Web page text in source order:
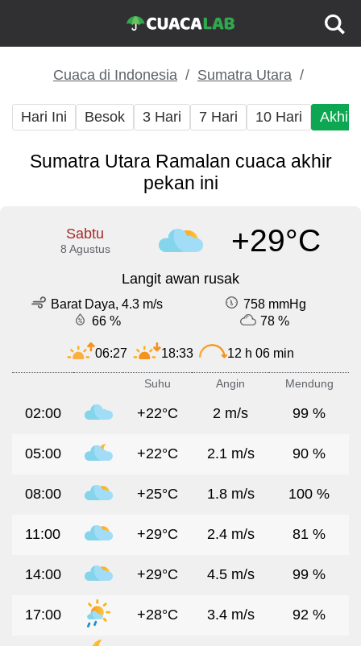
Cuaca di Indonesia Sumatra Utara
Hari Ini Besok 3 Hari 7 Hari 10 Hari Akhir
Sumatra Utara Ramalan cuaca akhir
pekan ini
Sabtu
8 Agustus +29°C
Langit awan rusak
Barat Daya, 4.3 m/s
758 mmHg
66 %
78 %
06:27 18:33 12 h 06 min
Suhu Angin Mendung
02:00 +22°C 2 m/s 99 %
05:00 +22°C 2.1 m/s 90 %
08:00 +25°C 1.8 m/s 100 %
11:00 +29°C 2.4 m/s 81 %
14:00 +29°C 4.5 m/s 99 %
17:00 +28°C 3.4 m/s 92 %